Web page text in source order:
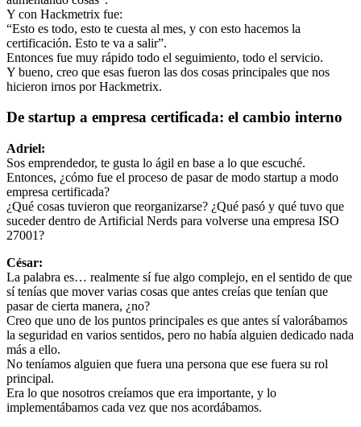
Y con Hackmetrix fue:
“Esto es todo, esto te cuesta al mes, y con esto hacemos la
certificación. Esto te va a salir”.
Entonces fue muy rápido todo el seguimiento, todo el servicio.
Y bueno, creo que esas fueron las dos cosas principales que nos
hicieron irnos por Hackmetrix.
De startup a empresa certificada: el cambio interno
Adriel:
Sos emprendedor, te gusta lo ágil en base a lo que escuché.
Entonces, ¿cómo fue el proceso de pasar de modo startup a modo
empresa certificada?
¿Qué cosas tuvieron que reorganizarse? ¿Qué pasó y qué tuvo que
suceder dentro de Artificial Nerds para volverse una empresa ISO
27001?
César:
La palabra es… realmente sí fue algo complejo, en el sentido de que
sí tenías que mover varias cosas que antes creías que tenían que
pasar de cierta manera, ¿no?
Creo que uno de los puntos principales es que antes sí valorábamos
la seguridad en varios sentidos, pero no había alguien dedicado nada
más a ello.
No teníamos alguien que fuera una persona que ese fuera su rol
principal.
Era lo que nosotros creíamos que era importante, y lo
implementábamos cada vez que nos acordábamos.